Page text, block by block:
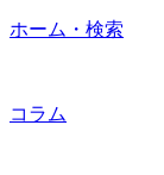
ホーム・検索
コラム